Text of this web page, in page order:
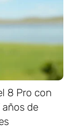
8 Pro con
años de